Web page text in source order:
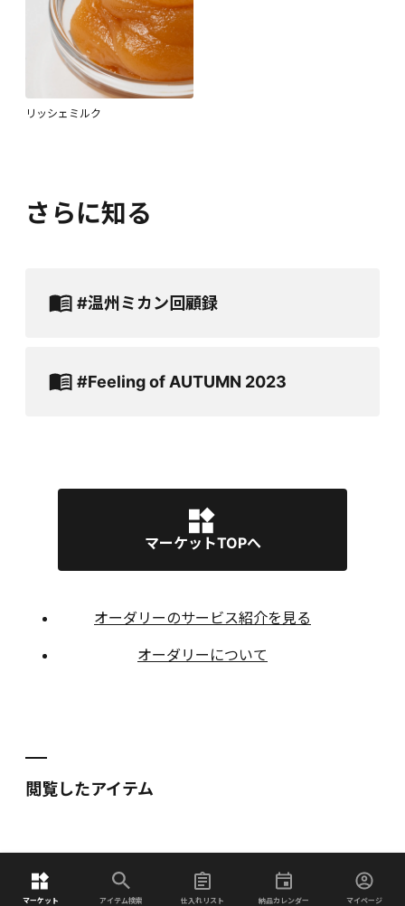
マーケット アイテム検索 仕入れリスト 納品カレンダー マイページ
リッシェミルク
さらに知る
#温州ミカン回顧録
#Feeling of AUTUMN 2023
マーケットTOPへ
オーダリーのサービス紹介を見る
オーダリーについて
閲覧したアイテム